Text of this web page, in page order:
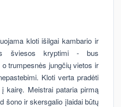
kloti išilgai kambario ir
šviesos kryptimi - bus
trumpesnės jungčių vietos ir
Kloti verta pradėti
kairę. Meistrai pataria pirmą
šono ir skersgalio įlaidai būtų